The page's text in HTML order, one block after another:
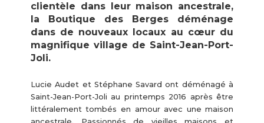
clientèle dans leur maison ancestrale,
la Boutique des Berges déménage
dans de nouveaux locaux au cœur du
magnifique village de Saint-Jean-Port-
Joli.
Lucie Audet et Stéphane Savard ont déménagé à
Saint-Jean-Port-Joli au printemps 2016 après être
littéralement tombés en amour avec une maison